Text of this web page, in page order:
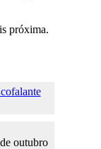
próxima.
outubro